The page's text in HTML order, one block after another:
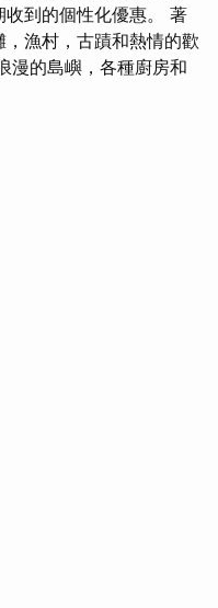
到的個性化優惠。 著
漁村，古蹟和熱情的歡
漫的島嶼，各種廚房和